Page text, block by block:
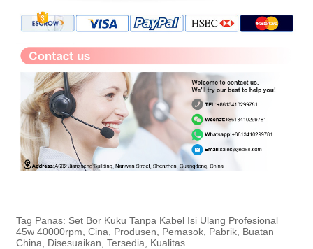
Tag Panas: Set Bor Kuku Tanpa Kabel Isi Ulang Profesional
45w 40000rpm, Cina, Produsen, Pemasok, Pabrik, Buatan
China, Disesuaikan, Tersedia, Kualitas